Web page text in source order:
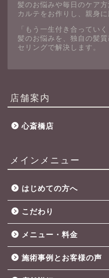
髪のお悩みや毎日のケア
カルテをお作りし、親身に
「もう一生付き合ってい
髪のお悩みを、独自の髪
セリングで解決します。
店舗案内
心斎橋店
メインメニュー
はじめての方へ
こだわり
メニュー・料金
施術事例とお客様の声